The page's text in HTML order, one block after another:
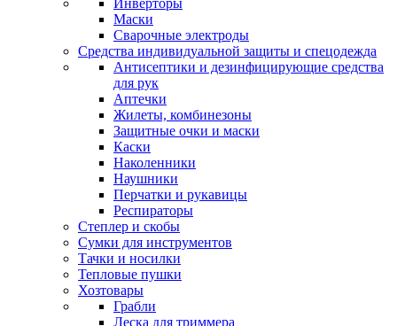
Инверторы
Маски
Сварочные электроды
Средства индивидуальной защиты и спецодежда
Антисептики и дезинфицирующие средства
для рук
Аптечки
Жилеты, комбинезоны
Защитные очки и маски
Каски
Наколенники
Наушники
Перчатки и рукавицы
Респираторы
Степлер и скобы
Сумки для инструментов
Тачки и носилки
Тепловые пушки
Хозтовары
Грабли
Леска для триммера